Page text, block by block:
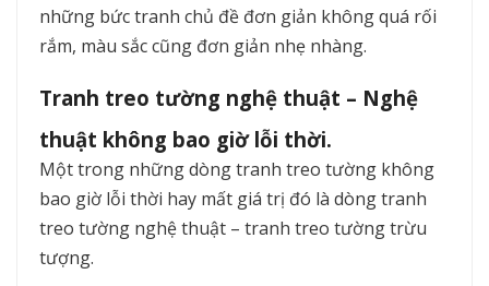
những bức tranh chủ đề đơn giản không quá rối
rắm, màu sắc cũng đơn giản nhẹ nhàng.
Tranh treo tường nghệ thuật – Nghệ
thuật không bao giờ lỗi thời.
Một trong những dòng tranh treo tường không
bao giờ lỗi thời hay mất giá trị đó là dòng tranh
treo tường nghệ thuật – tranh treo tường trừu
tượng.